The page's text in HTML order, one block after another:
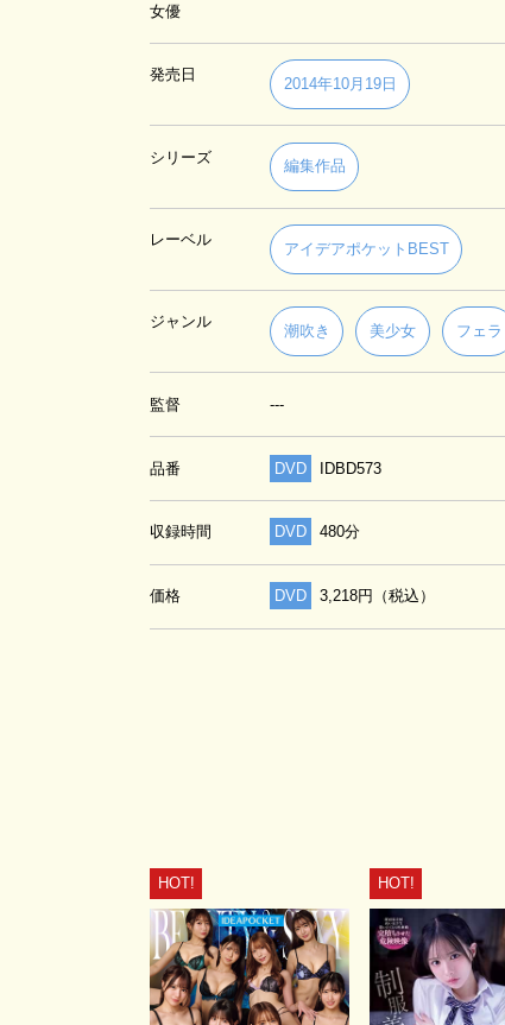
女優
発売日
2014年10月19日
シリーズ
編集作品
レーベル
アイデアポケットBEST
ジャンル
潮吹き 美少女 フェラ
監督 ---
品番 DVD IDBD573
収録時間 DVD 480分
価格 DVD 3,218円（税込）
HOT! HOT!